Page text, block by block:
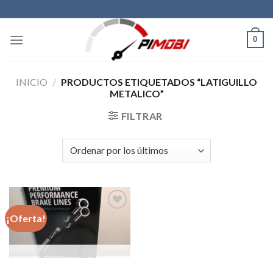
to
content
0
INICIO / PRODUCTOS ETIQUETADOS “LATIGUILLO
METALICO”
FILTRAR
¡Oferta!
a la